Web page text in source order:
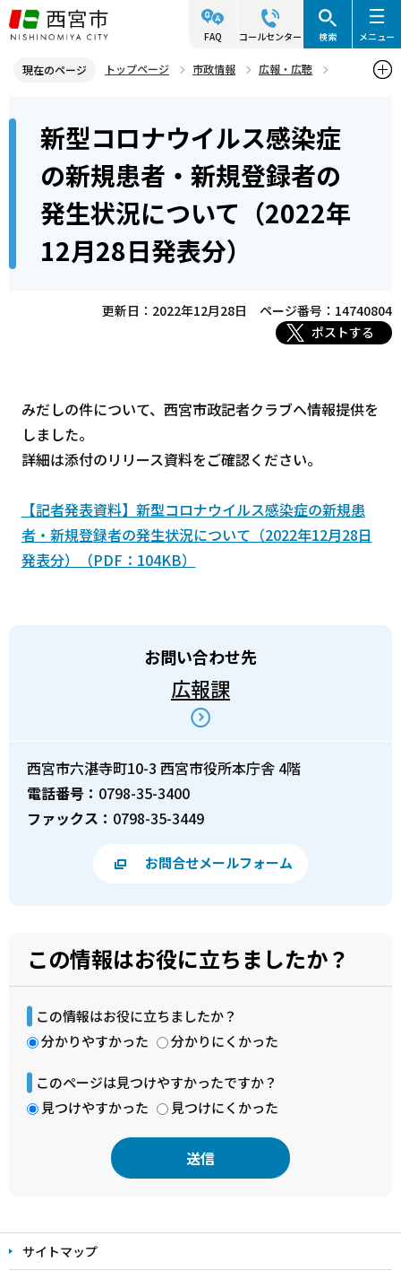
こ
の
ジ
FAQ コールセンター 検索 メニュー
現在のページ トップページ 市政情報
広報・広聴
新型コロナウイルス感染症の新規患者・新規登録者の発生状況につい
て（2022年12月28日発表分）
新型コロナウイルス感染症
の新規患者・新規登録者の
発生状況について（2022年
12月28日発表分）
更新日：2022年12月28日
ページ番号：14740804
ポストする
みだしの件について、西宮市政記者クラブへ情報提供を
しました。
詳細は添付のリリース資料をご確認ください。
【記者発表資料】新型コロナウイルス感染症の新規患
者・新規登録者の発生状況について（2022年12月28日
発表分）（PDF：104KB）
お問い合わせ先
広報課
西宮市六湛寺町10-3 西宮市役所本庁舎 4階
電話番号： 0798-35-3400
ファックス： 0798-35-3449
お問合せメールフォーム
この情報はお役に立ちましたか？
この情報はお役に立ちましたか？
分かりやすかった
分かりにくかった
このページは見つけやすかったですか？
見つけやすかった
見つけにくかった
文
こ サイトマップ